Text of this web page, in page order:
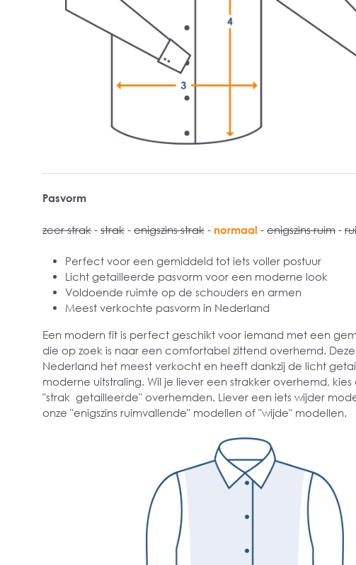
Pasvorm
zeer strak - strak - enigszins strak - normaal - enigszins ruim -
Perfect voor een gemiddeld tot iets voller postuur
Licht getailleerde pasvorm voor een moderne look
Voldoende ruimte op de schouders en armen
Meest verkochte pasvorm in Nederland
Een modern fit is perfect geschikt voor iemand met een
die op zoek is naar een comfortabel zittend overhemd.
Nederland het meest verkocht en heeft dankzij de licht
moderne uitstraling. Wil je liever een strakker overhemd,
"strak getailleerde" overhemden. Liever een iets wijder
onze "enigszins ruimvallende" modellen of "wijde" modellen.